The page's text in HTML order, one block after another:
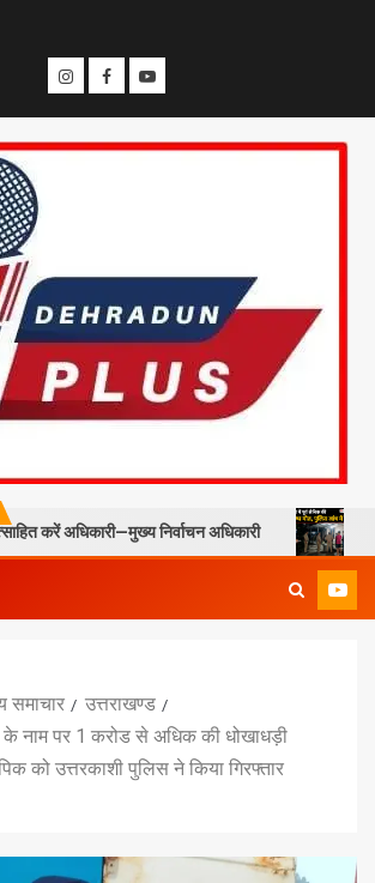
निर्वाचन अधिकारी मसूरी में पूर्व
समाचार
उत्तराखण्ड
के नाम पर 1 करोड से अधिक की धोखाधड़ी
को उत्तरकाशी पुलिस ने किया गिरफ्तार